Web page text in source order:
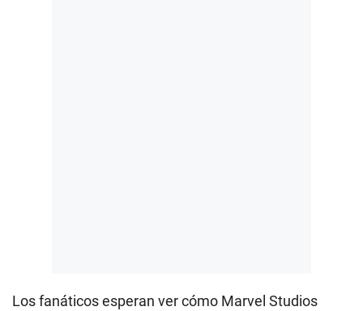
Los fanáticos esperan ver cómo Marvel Studios